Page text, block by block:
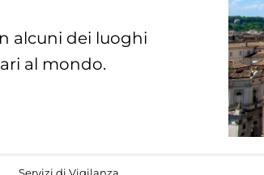
alcuni dei luoghi
al mondo.